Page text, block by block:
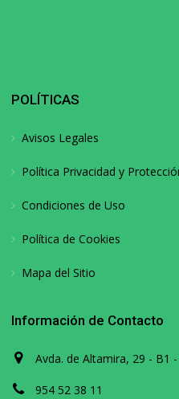
POLÍTICAS
Avisos Legales
Política Privacidad y
Condiciones de Uso
Política de Cookies
Mapa del Sitio
Información de Contacto
Avda. de Altamira, 29 - B1
954 52 38 11